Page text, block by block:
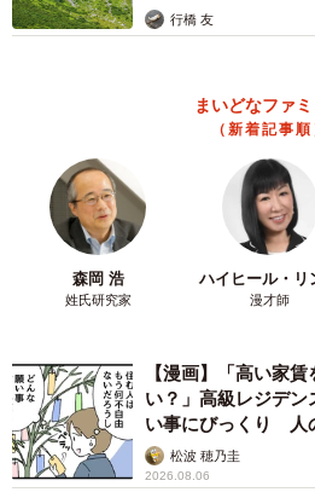
1997年1月29日生まれ、ジャニー
グループ『King & Prince』の元メ
優として活動する人物です。2023
宮寺勇太さんと共にグループの脱
退所しています。
端正な顔立ちから繰り出される不
で、その意外性が独自の魅力とな
付けています。俳優としてはこれ
『SHARK（2014年）』『クロサ
『かぐや様は告らせたい〜天才た
年）』などに出演してきました。
【2位：目黒蓮（Snow Man）】
1997年2月16日生まれ、ジャニー
行橋 友
まいどなファ
（新着記事順
森岡 浩
姓氏研究家
ハイヒール・リ
漫才師
【漫画】「高い家
い？」高級レジデ
い事にびっくり 人
松波 穂乃圭
2026.08.06